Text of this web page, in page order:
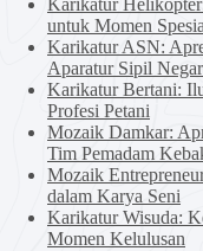
Karikatur
untuk Momen
Karikatur ASN:
Aparatur Sipil
Karikatur Bertani:
Profesi Petani
Mozaik Damkar:
Tim Pemadam
Mozaik
dalam Karya Seni
Karikatur Wisuda:
Momen Kelulusan